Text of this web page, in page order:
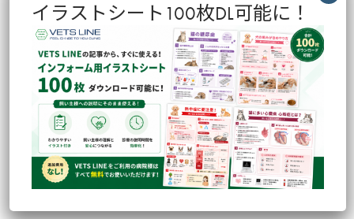
【VETS LINE】インフォーム用イラストシート100枚ダ
ウンロード...
2
【ライブ】実践解説！ACVIM慢性炎症性腸症ガイドラ
イン2026 （福...
イラストシート100枚DL可能に！